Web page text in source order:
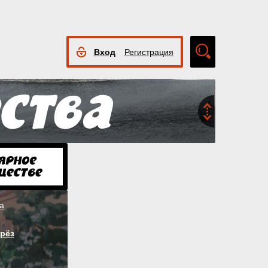
Вход Регистрация
поиск